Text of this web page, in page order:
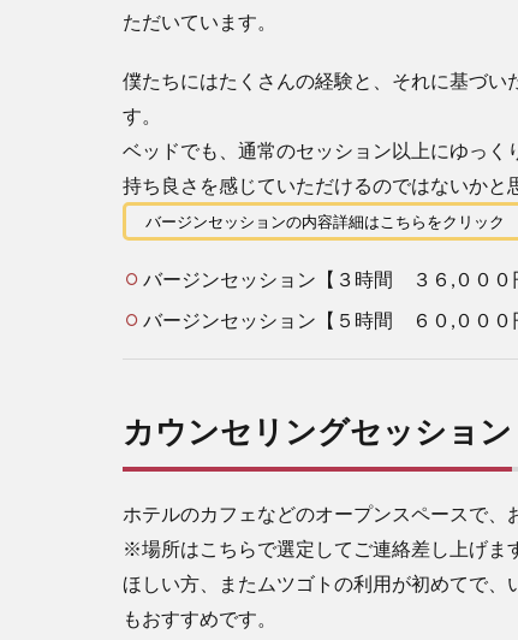
ただいています。
僕たちにはたくさんの経験と、それに基づ
す。
ベッドでも、通常のセッション以上にゆっ
持ち良さを感じていただけるのではないかと
バージンセッションの内容詳細はこちらをクリック
バージンセッション【３時間 ３６,０００
バージンセッション【５時間 ６０,０００
カウンセリングセッション
ホテルのカフェなどのオープンスペースで、
※場所はこちらで選定してご連絡差し上げま
ほしい方、またムツゴトの利用が初めてで
もおすすめです。